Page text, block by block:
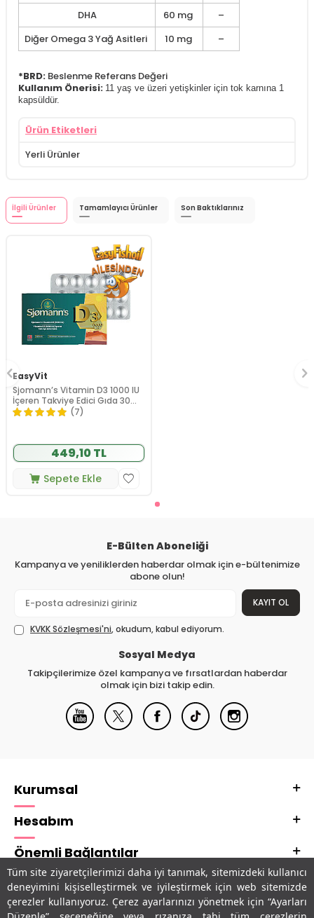
Tüm site ziyaretçilerimizi daha iyi tanımak, sitemizdeki kullanıcı
deneyimini kişiselleştirmek ve iyileştirmek için web sitemizde
çerezler kullanıyoruz. Çerez ayarlarınızı yönetmek için “Ayarları
DHA
60 mg
–
Diğer Omega 3 Yağ Asitleri
10 mg –
*BRD: Beslenme Referans Değeri
Kullanım Önerisi: 11 yaş ve üzeri yetişkinler için tok karnına 1
kapsüldür.
Ürün Etiketleri
Yerli Ürünler
İlgili Ürünler Tamamlayıcı Ürünler Son Baktıklarınız
EasyVit
Sjomann’s Vitamin D3 1000 IU
İçeren Takviye Edici Gıda 30
Adet Çiğnenebilir Jel Form
(7)
449,10 TL
Sepete Ekle
E-Bülten Aboneliği
Kampanya ve yeniliklerden haberdar olmak için e-bültenimize
abone olun!
KAYIT OL
KVKK Sözleşmesi'ni, okudum, kabul ediyorum.
Sosyal Medya
Takipçilerimize özel kampanya ve fırsatlardan haberdar
olmak için bizi takip edin.
Kurumsal
Hesabım
Önemli Bağlantılar
Adres & İletişim